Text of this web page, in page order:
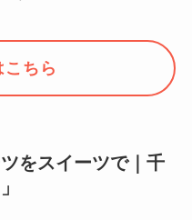
ちら
をスイーツで｜千